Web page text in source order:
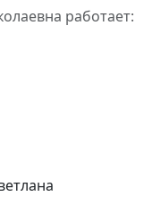
работает: